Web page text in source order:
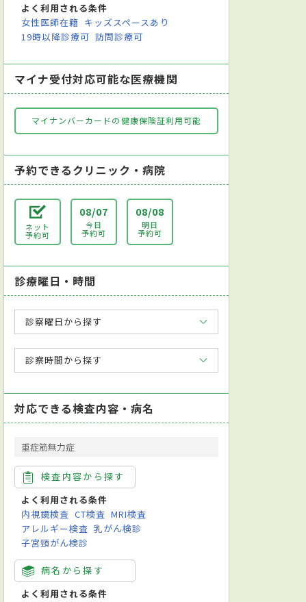
よく利用される条件
女性医師在籍 キッズスペースあり
19時以降診療可 訪問診療可
マイナ受付対応可能な医療機関
マイナンバーカードの健康保険証利用可能
予約できるクリニック・病院
ネット
予約可
08/07
今日
予約可
08/08
明日
予約可
診療曜日・時間
診察曜日から探す
診察時間から探す
対応できる検査内容・病名
重症筋無力症
検査内容から探す
よく利用される条件
内視鏡検査 CT検査 MRI検査
アレルギー検査 乳がん検診
子宮頸がん検診
病名から探す
よく利用される条件